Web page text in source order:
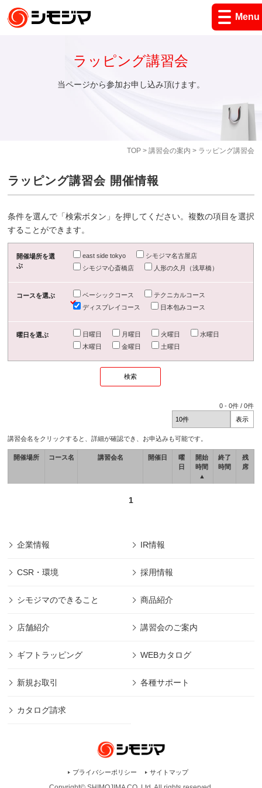
Menu
TOP> 講習会の案内 > ラッピング講習会
ラッピング講習会
当ページから参加お申し込み頂けます。
ラッピング講習会 開催情報
条件を選んで「検索ボタン」を押してください。複数の項目を選択
することができます。
開催場所を選
ぶ
east side tokyo
シモジマ名古屋店
シモジマ心斎橋店
人形の久月（浅草橋）
コースを選ぶ ベーシックコース
テクニカルコース
ディスプレイコース
日本包みコース
曜日を選ぶ 日曜日 月曜日 火曜日
水曜日
木曜日
金曜日 土曜日
0 -0件 /0件
講習会名をクリックすると、詳細が確認でき、お申込みも可能です。
開催場所 コース名 講習会名 開催日
曜
日
開始
時間
▲
終了
時間
残
席
1
企業情報 IR情報
CSR・環境 採用情報
シモジマのできること 商品紹介
店舗紹介 講習会のご案内
ギフトラッピング WEBカタログ
新規お取引 各種サポート
カタログ請求
プライバシーポリシー サイトマップ